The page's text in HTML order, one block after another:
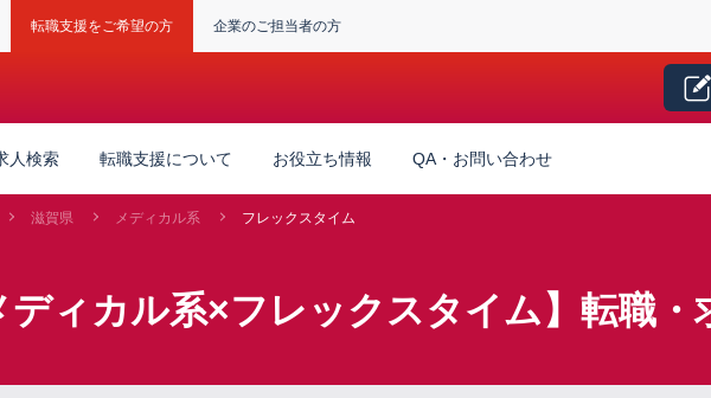
転職支援をご希望の方 企業のご担当者の方
人検索 転職支援について お役立ち情報 QA・お問い合わせ
滋賀県 メディカル系 フレックスタイム
ディカル系×フレックスタイム】転職・